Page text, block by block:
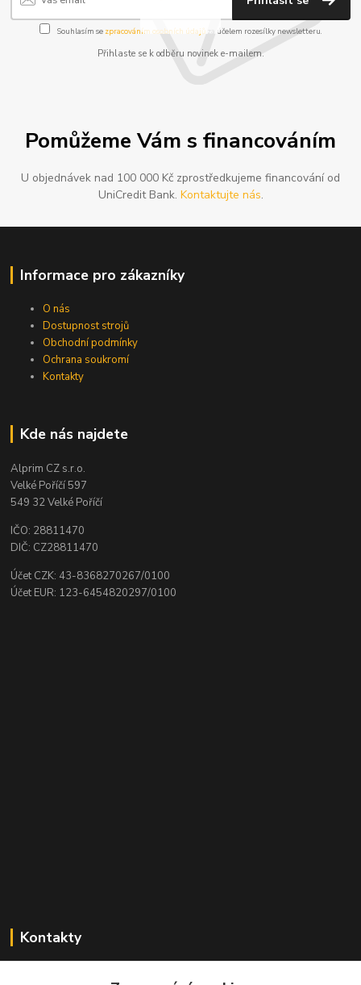
Souhlasím se zpracováním osobních údajůza účelem rozesílky newsletteru.
Přihlaste se k odběru novinek e-mailem.
Pomůžeme Vám s financováním
U objednávek nad 100 000 Kč zprostředkujeme financování od
UniCredit Bank. Kontaktujte nás.
Informace pro zákazníky
O nás
Dostupnost strojů
Obchodní podmínky
Ochrana soukromí
Kontakty
Kde nás najdete
Alprim CZ s.r.o.
Velké Poříčí 597
549 32 Velké Poříčí
IČO: 28811470
DIČ: CZ28811470
Účet CZK: 43-8368270267/0100
Účet EUR: 123-6454820297/0100
Kontakty